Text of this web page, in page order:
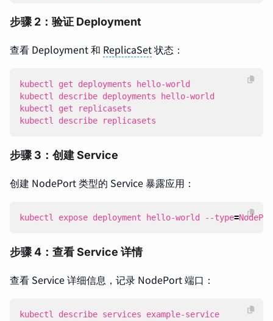
步骤 2：验证 Deployment
查看 Deployment 和 ReplicaSet状态：
kubectl describe replicasets
步骤 3：创建 Service
创建 NodePort 类型的 Service 暴露应用：
kubectl expose deployment hello-world --type=
步骤 4：查看 Service 详情
查看 Service 详细信息，记录 NodePort 端口：
kubectl describe services example-service